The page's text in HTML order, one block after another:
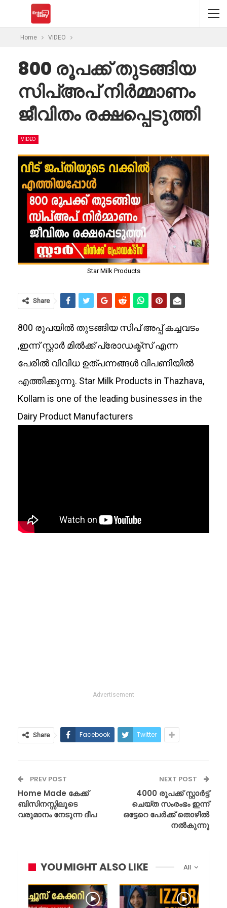
Home VIDEO
800 രൂപക്ക് തുടങ്ങിയ
സിപ്അപ് നിർമ്മാണം
ജീവിതം രക്ഷപ്പെടുത്തി
VIDEO
Star Milk Products
Share
800 രൂപയിൽ തുടങ്ങിയ സിപ് അപ്പ് കച്ചവടം
,ഇന്ന് സ്റ്റാർ മിൽക്ക് പ്രോഡക്ട്സ് എന്ന
പേരിൽ വിവിധ ഉത്പന്നങ്ങൾ വിപണിയിൽ
എത്തിക്കുന്നു. Star Milk Products in Thazhava,
Kollam is one of the leading businesses in the
Dairy Product Manufacturers
Advertisement
Share Facebook Twitter
PREV POST
Home Made കേക്ക്
ബിസിനസ്സിലൂടെ
വരുമാനം നേടുന്ന ദീപ
NEXT POST
4000 രൂപക്ക് സ്റ്റാർട്ട്
ചെയ്ത സംരംഭം ഇന്ന്
ഒട്ടേറെ പേർക്ക് തൊഴിൽ
നൽകുന്നു
All
YOU MIGHT ALSO LIKE